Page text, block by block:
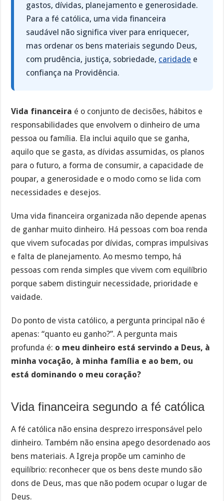
gastos, dívidas, planejamento e generosidade.
Para a fé católica, uma vida financeira
saudável não significa viver para enriquecer,
mas ordenar os bens materiais segundo Deus,
com prudência, justiça, sobriedade, caridade e
confiança na Providência.
Vida financeira é o conjunto de decisões, hábitos e
responsabilidades que envolvem o dinheiro de uma
pessoa ou família. Ela inclui aquilo que se ganha,
aquilo que se gasta, as dívidas assumidas, os planos
para o futuro, a forma de consumir, a capacidade de
poupar, a generosidade e o modo como se lida com
necessidades e desejos.
Uma vida financeira organizada não depende apenas
de ganhar muito dinheiro. Há pessoas com boa renda
que vivem sufocadas por dívidas, compras impulsivas
e falta de planejamento. Ao mesmo tempo, há
pessoas com renda simples que vivem com equilíbrio
porque sabem distinguir necessidade, prioridade e
vaidade.
Do ponto de vista católico, a pergunta principal não é
apenas: “quanto eu ganho?”. A pergunta mais
profunda é: o meu dinheiro está servindo a Deus, à
minha vocação, à minha família e ao bem, ou
está dominando o meu coração?
Vida financeira segundo a fé católica
A fé católica não ensina desprezo irresponsável pelo
dinheiro. Também não ensina apego desordenado aos
bens materiais. A Igreja propõe um caminho de
equilíbrio: reconhecer que os bens deste mundo são
dons de Deus, mas que não podem ocupar o lugar de
Deus.